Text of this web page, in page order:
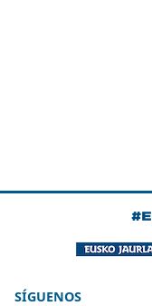
SÍGUENOS